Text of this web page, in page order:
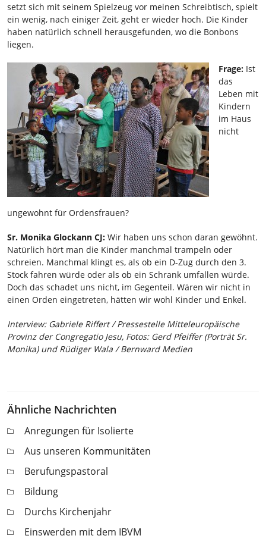
setzt sich mit seinem Spielzeug vor meinen Schreibtisch, spielt
ein wenig, nach einiger Zeit, geht er wieder hoch. Die Kinder
haben natürlich schnell herausgefunden, wo die Bonbons
liegen.
Frage: Ist
das
Leben mit
Kindern
im Haus
nicht
ungewohnt für Ordensfrauen?
Sr. Monika Glockann CJ: Wir haben uns schon daran gewöhnt.
Natürlich hört man die Kinder manchmal trampeln oder
schreien. Manchmal klingt es, als ob ein D-Zug durch den 3.
Stock fahren würde oder als ob ein Schrank umfallen würde.
Doch das schadet uns nicht, im Gegenteil. Wären wir nicht in
einen Orden eingetreten, hätten wir wohl Kinder und Enkel.
Interview: Gabriele Riffert / Pressestelle Mitteleuropäische
Provinz der Congregatio Jesu, Fotos: Gerd Pfeiffer (Porträt Sr.
Monika) und Rüdiger Wala / Bernward Medien
Ähnliche Nachrichten
Anregungen für Isolierte
Aus unseren Kommunitäten
Berufungspastoral
Bildung
Durchs Kirchenjahr
Einswerden mit dem IBVM